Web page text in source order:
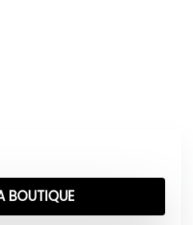
BOUTIQUE